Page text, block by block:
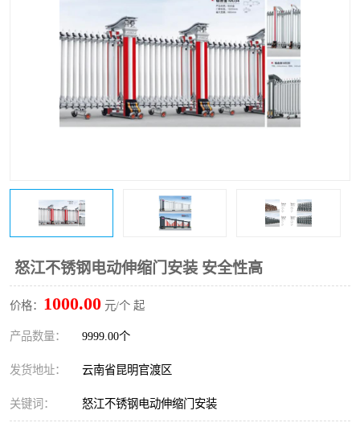
怒江不锈钢电动伸缩门安装 安全性高
价格： 1000.00 元/个 起
产品数量： 9999.00个
发货地址： 云南省昆明官渡区
关键词： 怒江不锈钢电动伸缩门安装
小门系列 伸缩门